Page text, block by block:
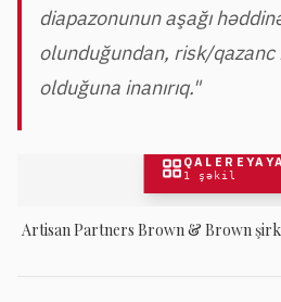
diapazonunun aşağı
olunduğundan, risk/
olduğuna inanırıq."
1 şəkil
Artisan Partners Brown & Brown